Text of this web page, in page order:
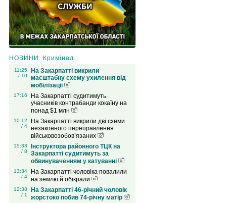
НОВИНИ: Кримінал
11:25
/ 10
На Закарпатті викрили
масштабну схему ухилення від
мобілізації
17:16
На Закарпатті судитимуть
учасників контрабанди кокаїну на
понад $1 млн
10:12
/ 4
На Закарпатті викрили дві схеми
незаконного переправлення
військовозобов’язаних
15:33
/ 8
Інструктора районного ТЦК на
Закарпатті судитимуть за
обвинуваченням у катуванні
13:34
/ 4
На Закарпатті чоловіка повалили
на землю й обікрали
12:38
/ 1
На Закарпатті 46-річний чоловік
жорстоко побив 74-річну матір